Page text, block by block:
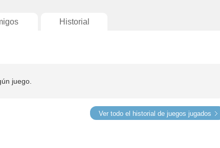
Historial
juego.
Ver todo el historial de juegos jugados